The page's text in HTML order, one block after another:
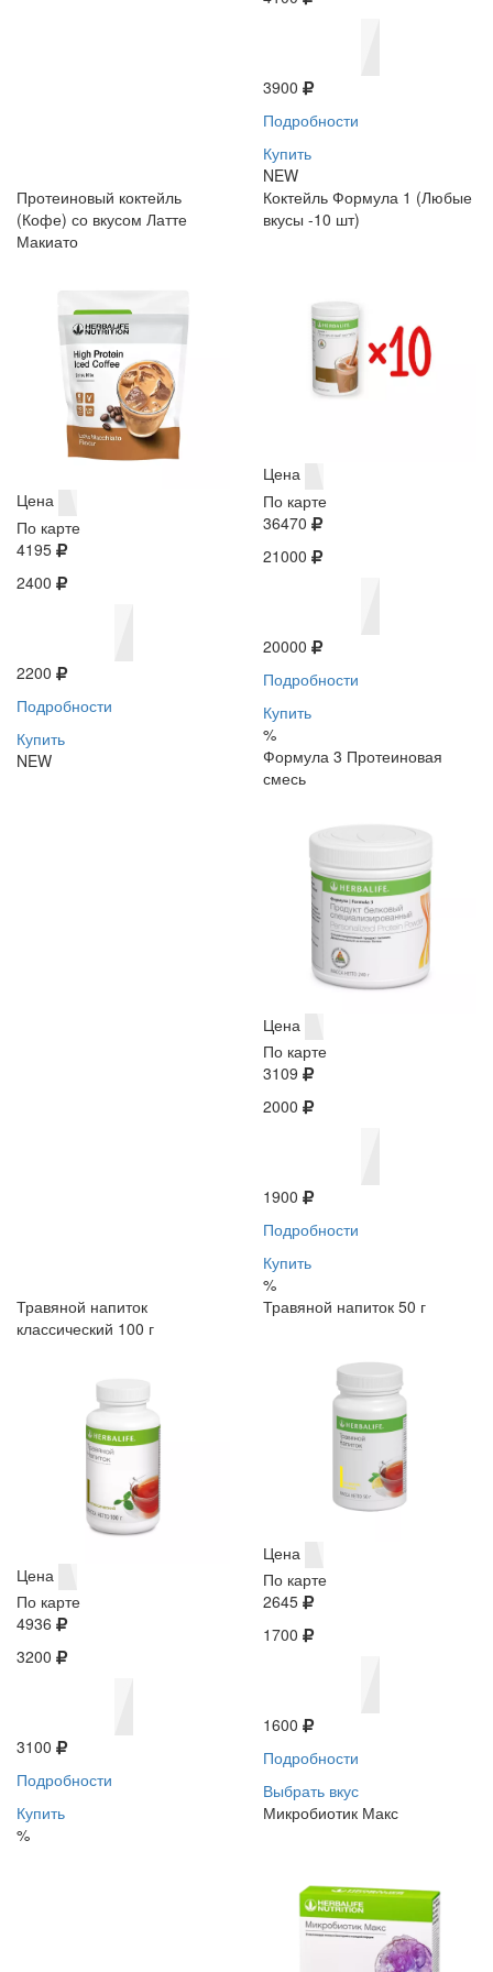
3900
Подробности
Купить
NEW
Протеиновый коктейль
(Кофе) со вкусом Латте
Макиато
Цена
По карте
4195
2400
2200
Подробности
Купить
NEW
Коктейль Формула 1 (Любые
вкусы -10 шт)
Цена
По карте
36470
21000
20000
Подробности
Купить
%
Формула 3 Протеиновая
смесь
Цена
По карте
3109
2000
1900
Подробности
Купить
%
Травяной напиток
классический 100 г
Цена
По карте
4936
3200
3100
Подробности
Купить
%
Травяной напиток 50 г
Цена
По карте
2645
1700
1600
Подробности
Выбрать вкус
Микробиотик Макс